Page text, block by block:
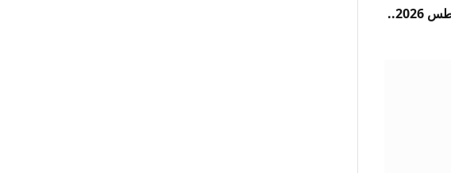
عناوين الصحف السودانية اليوم السبت 8 أغسطس 2026..